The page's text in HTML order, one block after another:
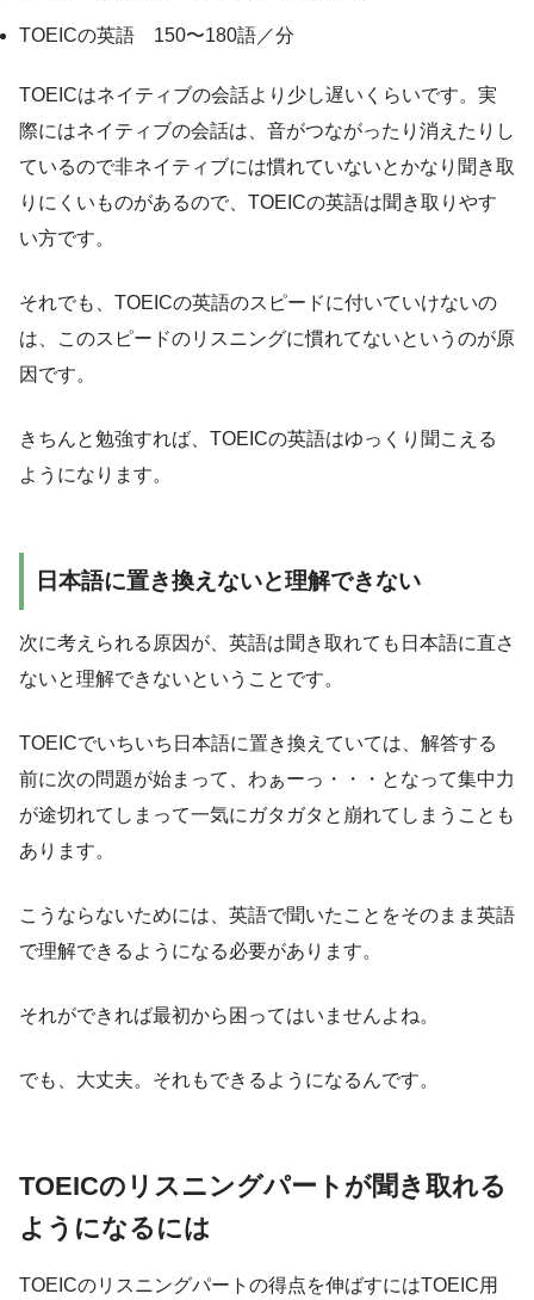
TOEICの英語 150〜180語／分
TOEICはネイティブの会話より少し遅いくらいです。実
際にはネイティブの会話は、音がつながったり消えたりし
ているので非ネイティブには慣れていないとかなり聞き取
りにくいものがあるので、TOEICの英語は聞き取りやす
い方です。
それでも、TOEICの英語のスピードに付いていけないの
は、このスピードのリスニングに慣れてないというのが原
因です。
きちんと勉強すれば、TOEICの英語はゆっくり聞こえる
ようになります。
日本語に置き換えないと理解できない
次に考えられる原因が、英語は聞き取れても日本語に直さ
ないと理解できないということです。
TOEICでいちいち日本語に置き換えていては、解答する
前に次の問題が始まって、わぁーっ・・・となって集中力
が途切れてしまって一気にガタガタと崩れてしまうことも
あります。
こうならないためには、英語で聞いたことをそのまま英語
で理解できるようになる必要があります。
それができれば最初から困ってはいませんよね。
でも、大丈夫。それもできるようになるんです。
TOEICのリスニングパートが聞き取れる
ようになるには
TOEICのリスニングパートの得点を伸ばすにはTOEIC用